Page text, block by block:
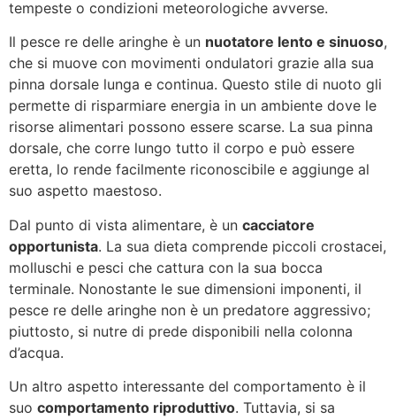
tempeste o condizioni meteorologiche avverse.
Il pesce re delle aringhe è un nuotatore lento e sinuoso,
che si muove con movimenti ondulatori grazie alla sua
pinna dorsale lunga e continua. Questo stile di nuoto gli
permette di risparmiare energia in un ambiente dove le
risorse alimentari possono essere scarse. La sua pinna
dorsale, che corre lungo tutto il corpo e può essere
eretta, lo rende facilmente riconoscibile e aggiunge al
suo aspetto maestoso.
Dal punto di vista alimentare, è un cacciatore
opportunista. La sua dieta comprende piccoli crostacei,
molluschi e pesci che cattura con la sua bocca
terminale. Nonostante le sue dimensioni imponenti, il
pesce re delle aringhe non è un predatore aggressivo;
piuttosto, si nutre di prede disponibili nella colonna
d’acqua.
Un altro aspetto interessante del comportamento è il
suo comportamento riproduttivo. Tuttavia, si sa